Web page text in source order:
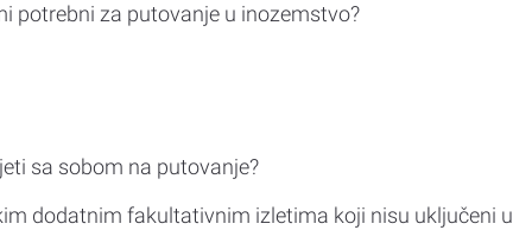
potrebni za putovanje u inozemstvo?
sa sobom na putovanje?
dodatnim fakultativnim izletima koji nisu uključeni u